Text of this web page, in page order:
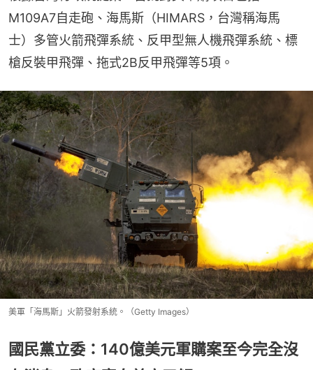
M109A7自走砲、海馬斯（HIMARS，台灣稱海馬
士）多管火箭飛彈系統、反甲型無人機飛彈系統、標
槍反裝甲飛彈、拖式2B反甲飛彈等5項。
美軍「海馬斯」火箭發射系統。（Getty Images）
國民黨立委：140億美元軍購案至今完全沒